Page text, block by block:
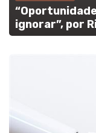
ignorar”, por